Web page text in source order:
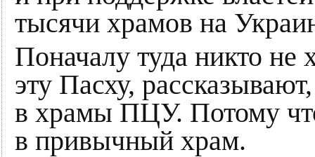
тысячи храмов на
Поначалу туда никто не
эту Пасху,
в храмы ПЦУ. Потому
в привычный храм.